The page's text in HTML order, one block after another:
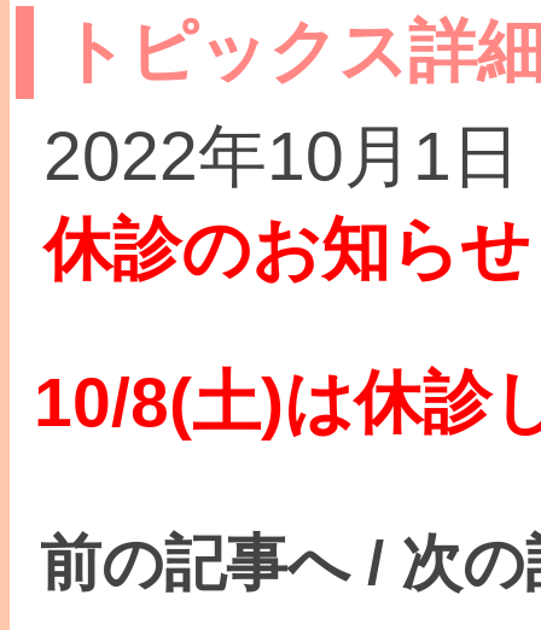
トピックス詳
2022年10月1日
休診のお知らせ
10/8(土)は休診
前の記事へ/ 次